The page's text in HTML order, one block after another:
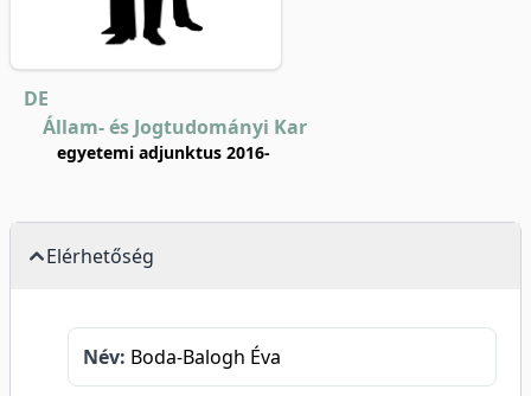
DE
Állam- és Jogtudományi Kar
egyetemi adjunktus 2016-
Elérhetőség
Név: Boda-Balogh Éva